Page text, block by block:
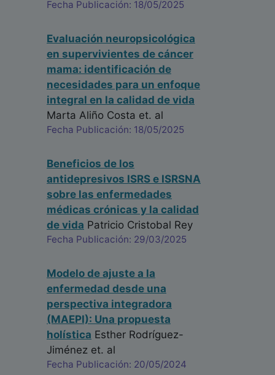
Fecha Publicación: 18/05/2025
Evaluación neuropsicológica
en supervivientes de cáncer
mama: identificación de
necesidades para un enfoque
integral en la calidad de vida
Marta Aliño Costa et. al
Fecha Publicación: 18/05/2025
Beneficios de los
antidepresivos ISRS e ISRSNA
sobre las enfermedades
médicas crónicas y la calidad
de vida Patricio Cristobal Rey
Fecha Publicación: 29/03/2025
Modelo de ajuste a la
enfermedad desde una
perspectiva integradora
(MAEPI): Una propuesta
holística Esther Rodríguez-
Jiménez et. al
Fecha Publicación: 20/05/2024